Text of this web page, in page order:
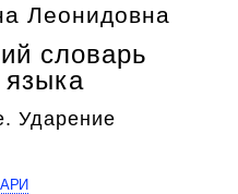
Леонидовна
словарь
языка
Ударение